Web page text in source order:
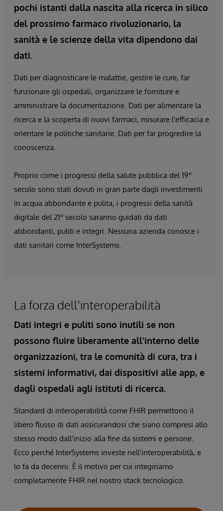
pochi istanti dalla nascita alla ricerca in silico
del prossimo farmaco rivoluzionario, la
sanità e le scienze della vita dipendono dai
dati.
Dati per diagnosticare le malattie, gestire le cure, far
funzionare gli ospedali, organizzare le forniture e
amministrare la documentazione. Dati per alimentare la
ricerca e la scoperta di nuovi farmaci, misurare l'efficacia e
orientare le politiche sanitarie. Dati per far progredire la
conoscenza.
Proprio come i progressi della salute pubblica del 19°
secolo sono stati dovuti in gran parte dagli investimenti
in acqua abbondante e pulita, i progressi della sanità
digitale del 21° secolo saranno guidati da dati
abbondanti, puliti e integri. Nessuna azienda conosce i
dati sanitari come InterSystems.
La forza dell'interoperabilità
Dati integri e puliti sono inutili se non
possono fluire liberamente all'interno delle
organizzazioni, tra le comunità di cura, tra i
sistemi informativi, dai dispositivi alle app, e
dagli ospedali agli istituti di ricerca.
Standard di interoperabilità come FHIR permettono il
libero flusso di dati assicurandosi che siano compresi allo
stesso modo dall'inizio alla fine da sistemi e persone.
Ecco perché InterSystems investe nell'interoperabilità, e
lo fa da decenni. È il motivo per cui integiriamo
completamente FHIR nel nostro stack tecnologico.